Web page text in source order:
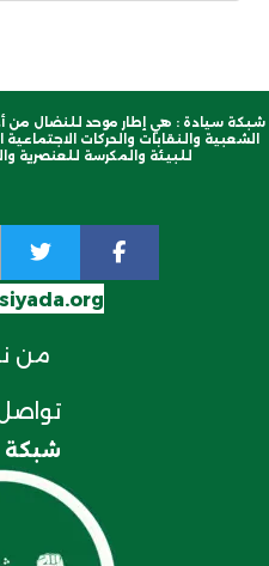
شبكة سيادة : هي إطار موحد للنضال من
الشعبية والنقابات والحركات
للبيئة والمكرسة للعنصرية
من
شبكة